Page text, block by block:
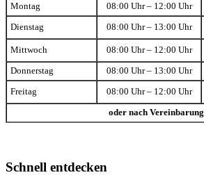
Montag 08:00 Uhr – 12:00 Uhr
Dienstag 08:00 Uhr – 13:00 Uhr
Mittwoch 08:00 Uhr – 12:00 Uhr
Donnerstag 08:00 Uhr – 13:00 Uhr
Freitag 08:00 Uhr – 12:00 Uhr
oder nach Vereinbarung
Schnell entdecken